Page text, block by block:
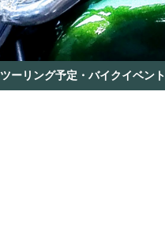
ツーリング予定・バイクイベント